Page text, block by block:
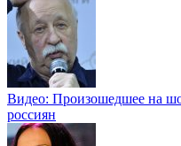
Видео: Произошедшее на
россиян